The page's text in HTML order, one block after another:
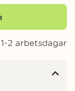
1-2 arbetsdagar